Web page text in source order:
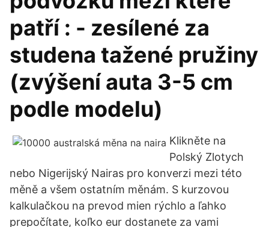
patří : - zesílené za
studena tažené pružiny
(zvýšení auta 3-5 cm
podle modelu)
Klikněte na
Polský Zlotych
nebo Nigerijský Nairas pro konverzi mezi této
měně a všem ostatním měnám. S kurzovou
kalkulačkou na prevod mien rýchlo a ľahko
prepočítate, koľko eur dostanete za vami